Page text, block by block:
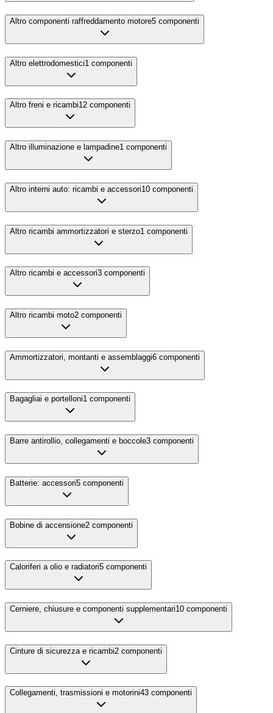
Altro componenti raffreddamento motore5 componenti
Altro elettrodomestici1 componenti
Altro freni e ricambi12 componenti
Altro illuminazione e lampadine1 componenti
Altro interni auto: ricambi e accessori10 componenti
Altro ricambi ammortizzatori e sterzo1 componenti
Altro ricambi e accessori3 componenti
Altro ricambi moto2 componenti
Ammortizzatori, montanti e assemblaggi6 componenti
Bagagliai e portelloni1 componenti
Barre antirollio, collegamenti e boccole3 componenti
Batterie: accessori5 componenti
Bobine di accensione2 componenti
Caloriferi a olio e radiatori5 componenti
Cerniere, chiusure e componenti supplementari10 componenti
Cinture di sicurezza e ricambi2 componenti
Collegamenti, trasmissioni e motorini43 componenti